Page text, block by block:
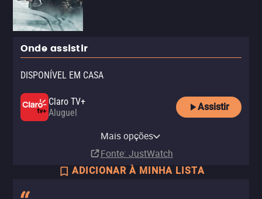
Onde assistir
DISPONÍVEL EM CASA
Claro TV+
Aluguel
Assistir
Mais opções
Fonte: JustWatch
ADICIONAR À MINHA LISTA